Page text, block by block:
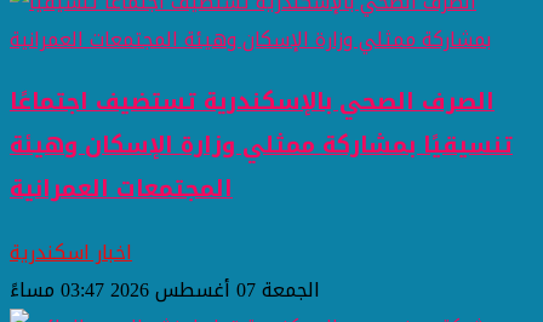
الصرف الصحي بالإسكندرية تستضيف اجتماعًا
تنسيقيًا بمشاركة ممثلي وزارة الإسكان وهيئة
المجتمعات العمرانية
اخبار اسكندرية
الجمعة 07 أغسطس 2026 03:47 مساءً